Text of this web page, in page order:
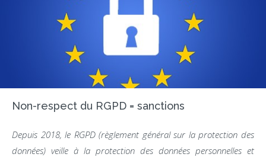
Non-respect du RGPD = sanctions
Depuis 2018, le RGPD (règlement général sur la protection des
données) veille à la protection des données personnelles et